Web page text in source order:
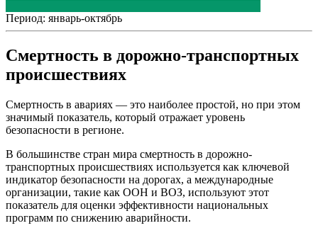
Период: январь-октябрь
Смертность в дорожно-транспортных
происшествиях
Смертность в авариях — это наиболее простой, но при этом
значимый показатель, который отражает уровень
безопасности в регионе.
В большинстве стран мира смертность в дорожно-
транспортных происшествиях используется как ключевой
индикатор безопасности на дорогах, а международные
организации, такие как ООН и ВОЗ, используют этот
показатель для оценки эффективности национальных
программ по снижению аварийности.